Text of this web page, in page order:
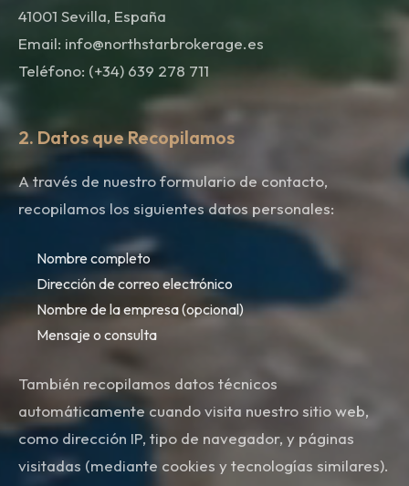
41001 Sevilla, España
Email: info@northstarbrokerage.es
Teléfono: (+34) 639 278 711
2. Datos que Recopilamos
A través de nuestro formulario de contacto,
recopilamos los siguientes datos personales:
Nombre completo
Dirección de correo electrónico
Nombre de la empresa (opcional)
Mensaje o consulta
También recopilamos datos técnicos
automáticamente cuando visita nuestro sitio web,
como dirección IP, tipo de navegador, y páginas
visitadas (mediante cookies y tecnologías similares).